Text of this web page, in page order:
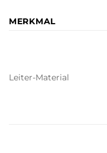
MERKMAL
Leiter-Material